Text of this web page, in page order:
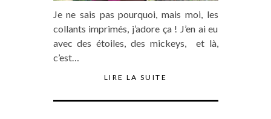
Je ne sais pas pourquoi, mais moi, les
collants imprimés, j’adore ça ! J’en ai eu
avec des étoiles, des mickeys, et là,
c’est…
LIRE LA SUITE